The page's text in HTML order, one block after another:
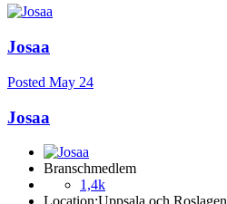
Josaa
Posted May 24
Josaa
Branschmedlem
1,4k